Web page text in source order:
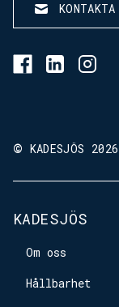
BESÖK KADESJÖS
BESÖK
© KADESJÖS 2026
KADESJÖS
Om oss
Hållbarhet